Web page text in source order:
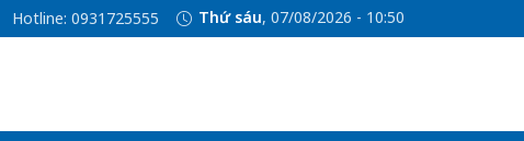
Hotline: 0931725555 Thứ sáu, 07/08/2026 - 10:50